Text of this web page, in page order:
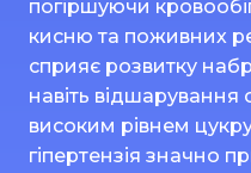
погіршуючи
кисню та поживних
сприяє розвитку
навіть відшарування
високим рівнем
гіпертензія значно